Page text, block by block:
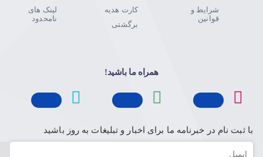
شرایط و
قوانین
کارت هدیه
برگشتی
لینک های
نامحدود
همراه ما باشید!
با ثبت نام در خبرنامه ما برای اخبار و تبلیغات به روز باشید
ایمیل